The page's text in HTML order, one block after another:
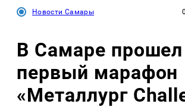
Новости Самары
В Самаре прошел
первый марафон
«Металлург